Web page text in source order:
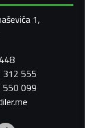
1,
312 555
550 099